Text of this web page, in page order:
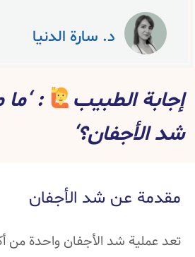
د. سارة الدنيا
إجابة الطبيب
:
شد الأجفان؟‘
مقدمة عن شد الأجفان
تعد عملية شد الأجفان واحدة من